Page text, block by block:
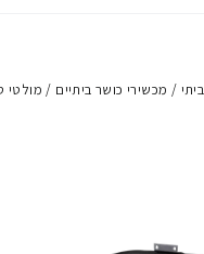
/ מכשירי כושר ביתיים / מולטי